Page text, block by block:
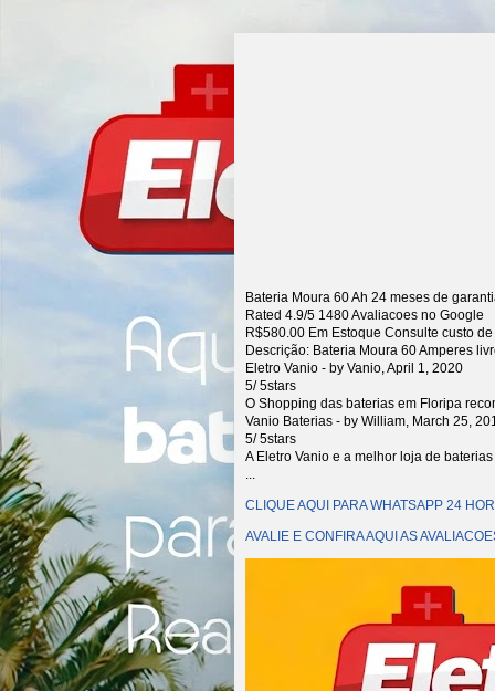
Bateria Moura 60 Ah 24 meses de
Rated 4.9/5 1480Avaliacoes no Google
R$580.00 Em Estoque Consulte custo
Descrição: Bateria Moura 60 Amperes
Eletro Vanio - by Vanio,April 1, 2020
5/5stars
O Shopping das baterias em Floripa
Vanio Baterias - by William, March 25,
5/5stars
A Eletro Vanio e a melhor loja de
...
CLIQUE AQUI PARA WHATSAPP 24
AVALIE E CONFIRA AQUI AS